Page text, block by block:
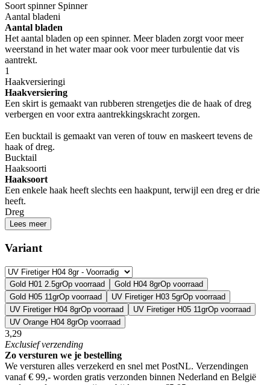
Soort spinner Spinner
Aantal bladeni
Aantal bladen
Het aantal bladen op een spinner. Meer bladen zorgt voor meer
weerstand in het water maar ook voor meer turbulentie dat vis
aantrekt.
1
Haakversieringi
Haakversiering
Een skirt is gemaakt van rubberen strengetjes die de haak of dreg
verbergen en voor extra aantrekkingskracht zorgen.
Een bucktail is gemaakt van veren of touw en maskeert tevens de
haak of dreg.
Bucktail
Haaksoorti
Haaksoort
Een enkele haak heeft slechts een haakpunt, terwijl een dreg er drie
heeft.
Dreg
Lees meer
Variant
Gold H01 2.5grOp voorraad Gold H04 8grOp voorraad
Gold H05 11grOp voorraad UV Firetiger H03 5grOp voorraad
UV Firetiger H04 8grOp voorraad UV Firetiger H05 11grOp voorraad
UV Orange H04 8grOp voorraad
3,29
Exclusiefverzending
Zo versturen we je bestelling
We versturen alles verzekerd en snel met PostNL. Verzendingen
vanaf € 99,- worden gratis verzonden binnen Nederland en België